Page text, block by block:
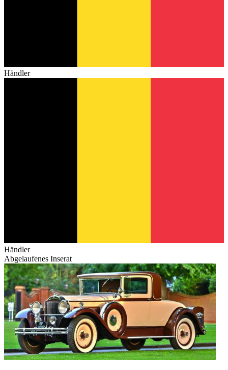
Händler
Händler
Abgelaufenes Inserat